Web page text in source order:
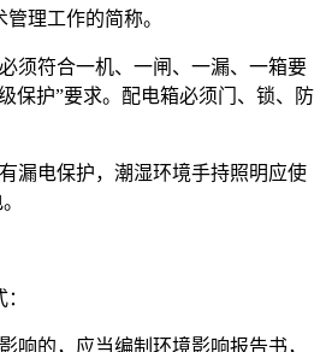
理工作的简称。
须符合一机、一闸、一漏、一箱要
保护”要求。配电箱必须门、锁、防
漏电保护，潮湿环境手持照明应使
响的，应当编制环境影响报告书，